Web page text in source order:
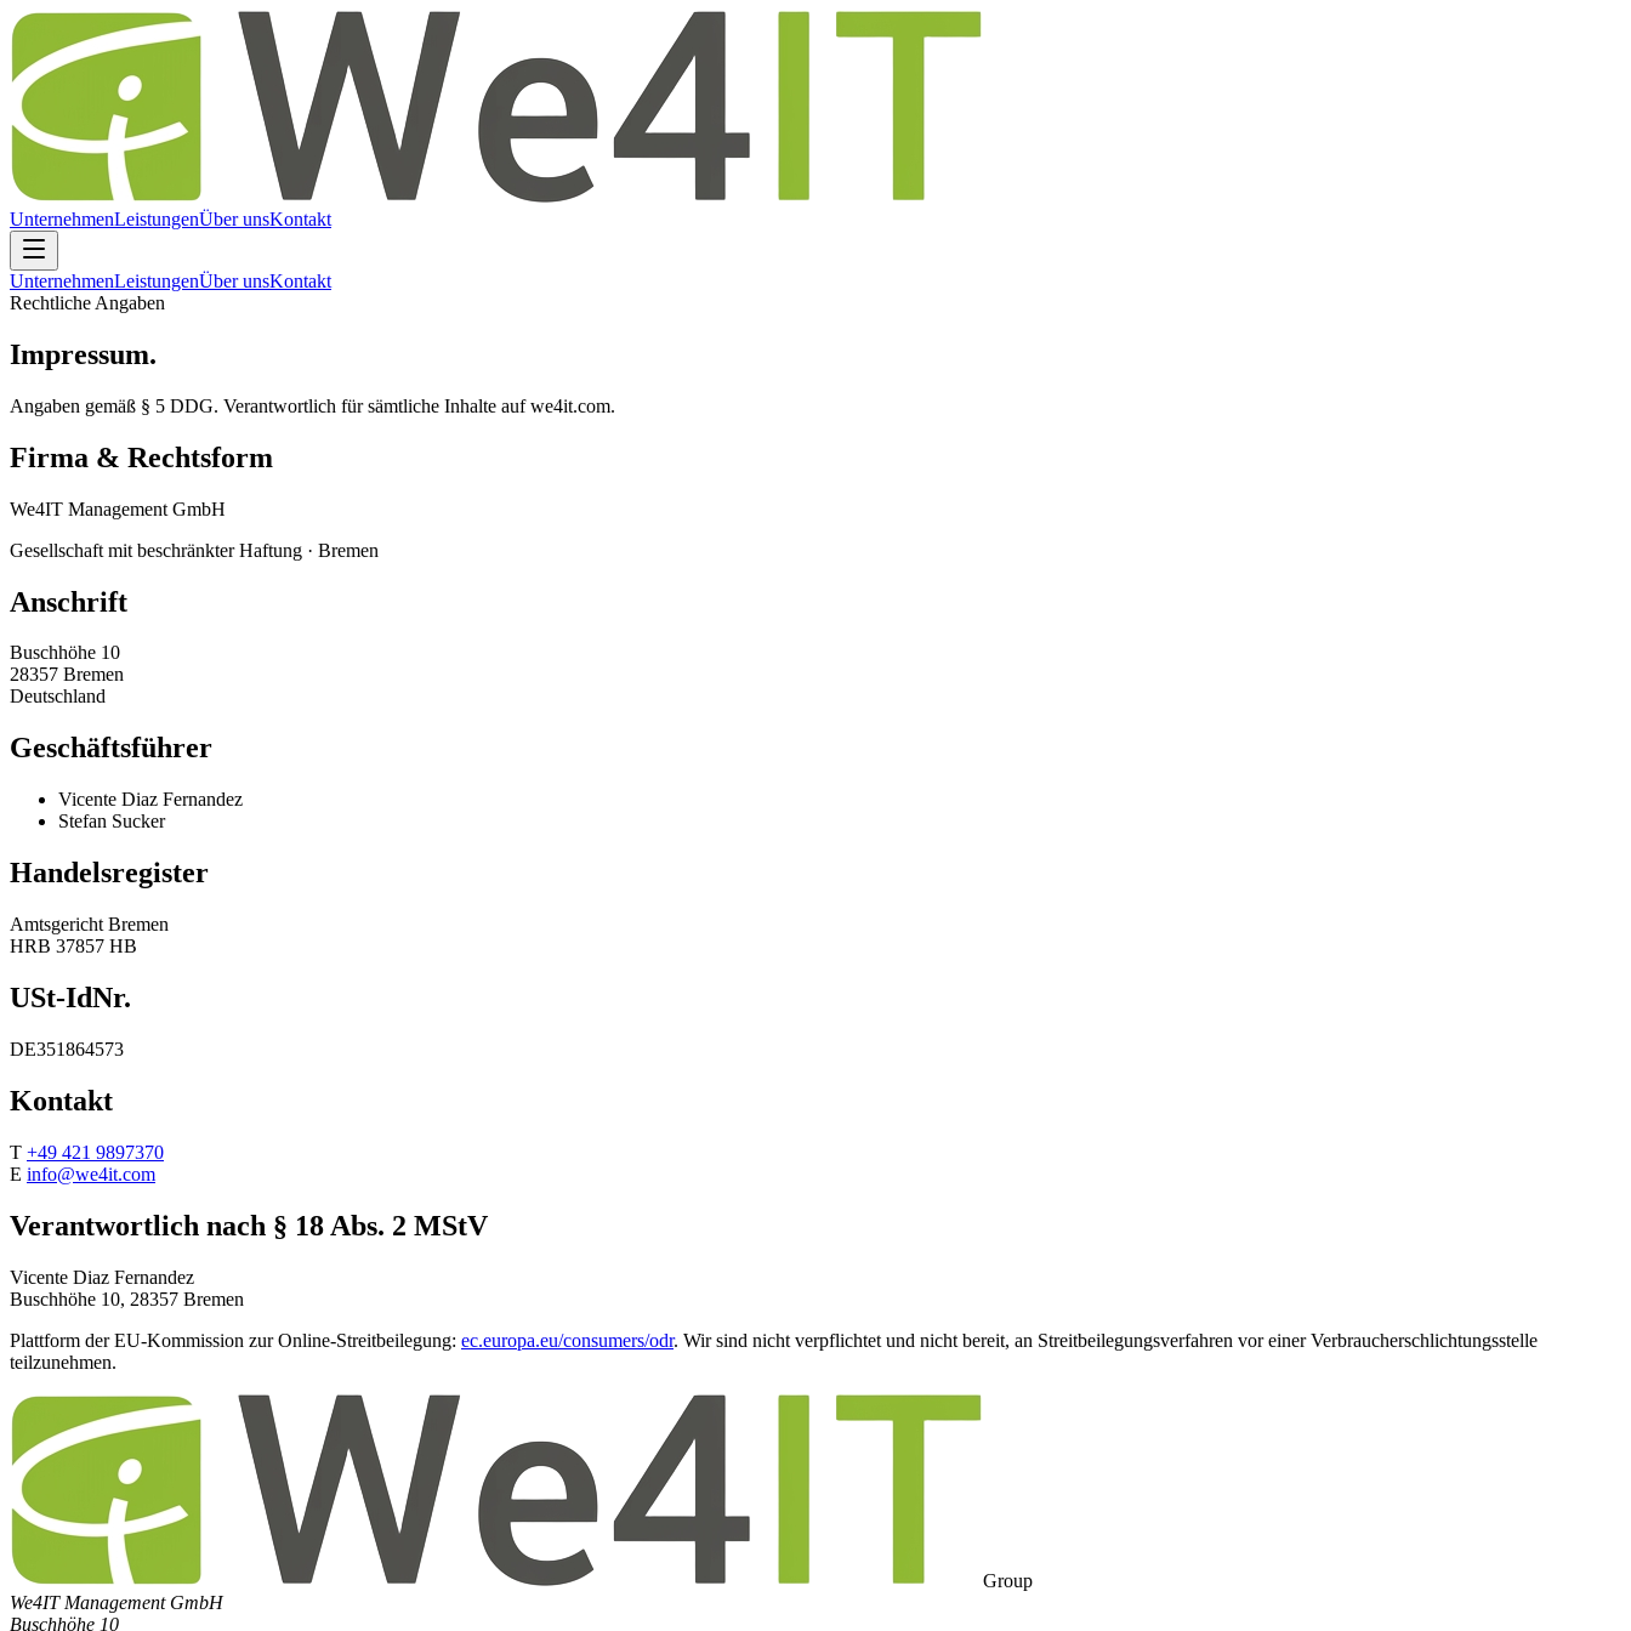
UnternehmenLeistungenÜber unsKontakt
UnternehmenLeistungenÜber unsKontakt
Rechtliche Angaben
Impressum.
Angaben gemäß § 5 DDG. Verantwortlich für sämtliche Inhalte aufwe4it.com.
Firma & Rechtsform
We4IT Management GmbH
Gesellschaft mit beschränkter Haftung · Bremen
Anschrift
Buschhöhe 10
28357 Bremen
Deutschland
Geschäftsführer
Vicente Diaz Fernandez
Stefan Sucker
Handelsregister
Amtsgericht Bremen
HRB 37857 HB
USt-IdNr.
DE351864573
Kontakt
T +49 421 9897370
E info@we4it.com
Verantwortlich nach § 18 Abs. 2 MStV
Vicente Diaz Fernandez
Buschhöhe 10, 28357 Bremen
Plattform der EU-Kommission zur Online-Streitbeilegung: ec.europa.eu/consumers/odr. Wir sind nicht verpflichtet und nicht bereit, an Streitbeilegungsverfahren vor einer Verbraucherschlichtungsstelle
teilzunehmen.
Group
We4IT Management GmbH
Buschhöhe 10